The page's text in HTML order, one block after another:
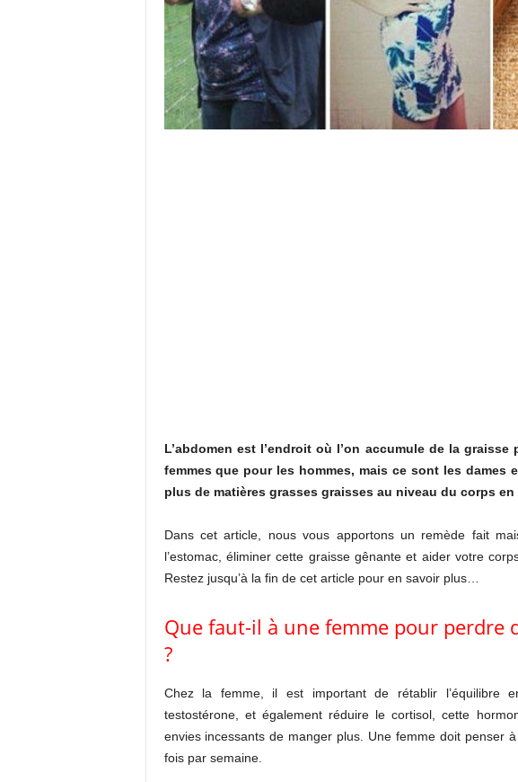
L’abdomen est l’endroit où l’on accumule de la
femmes que pour les hommes, mais ce sont les dames
plus de matières grasses graisses au niveau du corps
Dans cet article, nous vous apportons un remède fait
l’estomac, éliminer cette graisse gênante et aider votre
Restez jusqu’à la fin de cet article pour en savoir plus…
Que faut-il à une femme pour perdre
?
Chez la femme, il est important de rétablir l’équilibre
testostérone, et également réduire le cortisol, cette
envies incessants de manger plus. Une femme doit penser
fois par semaine.